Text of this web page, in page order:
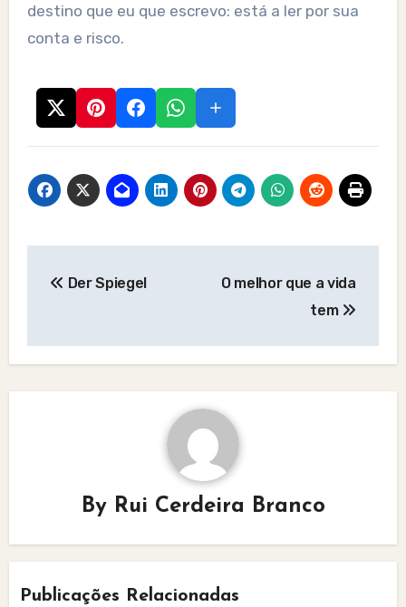
destino que eu que escrevo: está a ler por sua
conta e risco.
navigation
Der Spiegel
O melhor que a vida
tem
By Rui Cerdeira Branco
Publicações Relacionadas